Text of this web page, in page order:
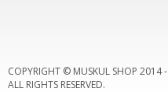
COPYRIGHT © MUSKUL SHOP 2014 -
ALL RIGHTS RESERVED.